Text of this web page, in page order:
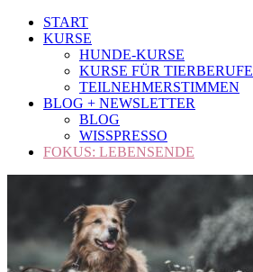
START
KURSE
HUNDE-KURSE
KURSE FÜR TIERBERUFE
TEILNEHMERSTIMMEN
BLOG + NEWSLETTER
BLOG
WISSPRESSO
FOKUS: LEBENSENDE